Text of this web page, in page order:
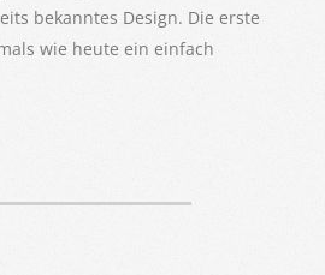
bekanntes Design. Die erste
wie heute ein einfach